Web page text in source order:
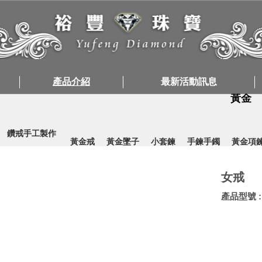
產品介紹 最新活動訊息
鑽戒手工製作
黃金
黃金戒 黃金墜子 小套鍊 手鍊手鐲 黃金項
女戒
產品型號